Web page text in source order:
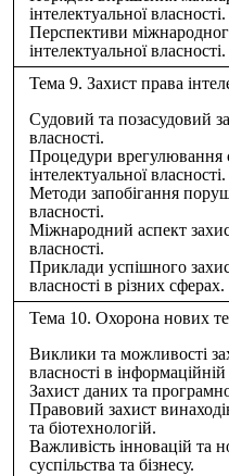
інтелектуальної власності.
Перспективи
інтелектуальної власності.
Тема 9. Захист права
Судовий та позасудовий
власності.
Процедури врегулювання
інтелектуальної власності.
Методи запобігання
власності.
Міжнародний аспект
власності.
Приклади успішного
власності в різних сферах.
Тема 10. Охорона нових
Виклики та можливості
власності в інформаційній
Захист даних та
Правовий захист
та біотехнологій.
Важливість інновацій та
суспільства та бізнесу.